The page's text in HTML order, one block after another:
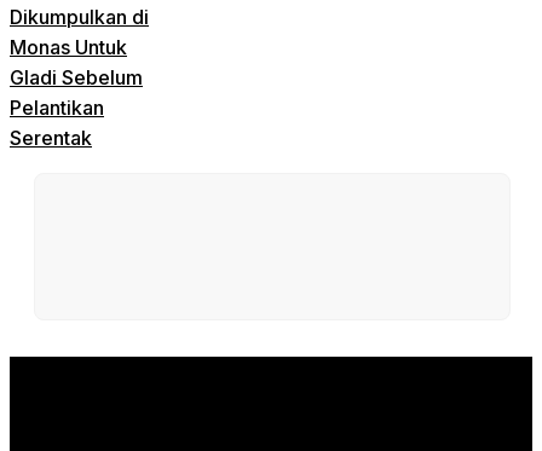
Dikumpulkan di
Monas Untuk
Gladi Sebelum
Pelantikan
Serentak